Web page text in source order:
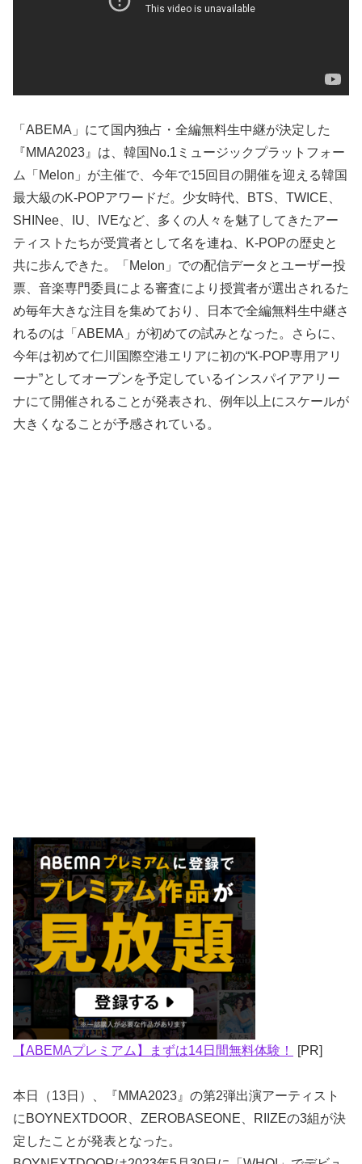
「ABEMA」にて国内独占・全編無料生中継が決定した
『MMA2023』は、韓国No.1ミュージックプラットフォー
ム「Melon」が主催で、今年で15回目の開催を迎える韓国
最大級のK-POPアワードだ。少女時代、BTS、TWICE、
SHINee、IU、IVEなど、多くの人々を魅了してきたアー
ティストたちが受賞者として名を連ね、K-POPの歴史と
共に歩んできた。「Melon」での配信データとユーザー投
票、音楽専門委員による審査により授賞者が選出されるた
め毎年大きな注目を集めており、日本で全編無料生中継さ
れるのは「ABEMA」が初めての試みとなった。さらに、
今年は初めて仁川国際空港エリアに初の“K-POP専用アリ
ーナ”としてオープンを予定しているインスパイアアリー
ナにて開催されることが発表され、例年以上にスケールが
大きくなることが予感されている。
【ABEMAプレミアム】まずは14日間無料体験！ [PR]
本日（13日）、『MMA2023』の第2弾出演アーティスト
にBOYNEXTDOOR、ZEROBASEONE、RIIZEの3組が決
定したことが発表となった。